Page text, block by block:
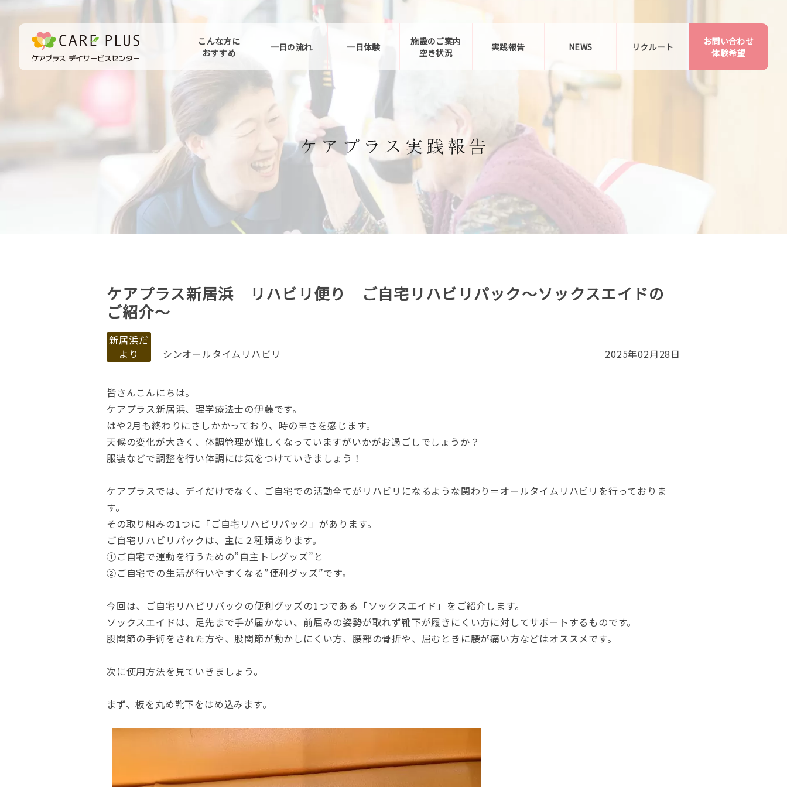
こんな方に
おすすめ
一日の流れ 一日体験
施設のご案内
空き状況
実践報告 NEWS リクルート
お問い合わせ
お問い合わせ
体験希望
ケアプラス新居浜 リハビリ便り ご自宅リハビリパック～ソックスエイドの
ご紹介～
新居浜だ
より
シンオールタイムリハビリ 2025年02月28日
皆さんこんにちは。
ケアプラス新居浜、理学療法士の伊藤です。
はや2月も終わりにさしかかっており、時の早さを感じます。
天候の変化が大きく、体調管理が難しくなっていますがいかがお過ごしでしょうか？
服装などで調整を行い体調には気をつけていきましょう！
ケアプラスでは、デイだけでなく、ご自宅での活動全てがリハビリになるような関わり＝オールタイムリハビリを行っておりま
す。
その取り組みの1つに「ご自宅リハビリパック」があります。
ご自宅リハビリパックは、主に２種類あります。
①ご自宅で運動を行うための”自主トレグッズ”と
②ご自宅での生活が行いやすくなる”便利グッズ”です。
今回は、ご自宅リハビリパックの便利グッズの1つである「ソックスエイド」をご紹介します。
ソックスエイドは、足先まで手が届かない、前屈みの姿勢が取れず靴下が履きにくい方に対してサポートするものです。
股関節の手術をされた方や、股関節が動かしにくい方、腰部の骨折や、屈むときに腰が痛い方などはオススメです。
次に使用方法を見ていきましょう。
まず、板を丸め靴下をはめ込みます。